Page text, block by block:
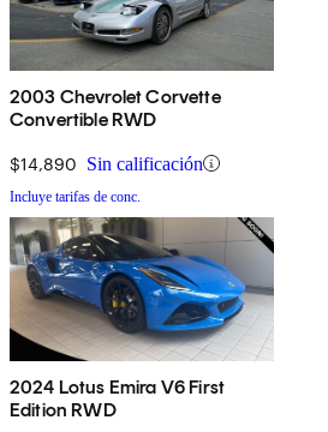
2003 Chevrolet Corvette
Convertible RWD
$14,890 Sin calificación
Incluye tarifas de conc.
2024 Lotus Emira V6 First
Edition RWD